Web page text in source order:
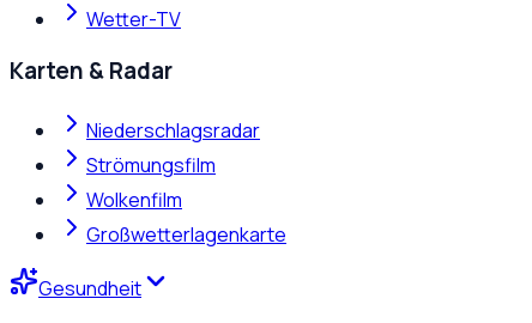
Wetter-TV
Karten & Radar
Niederschlagsradar
Strömungsfilm
Wolkenfilm
Großwetterlagenkarte
Gesundheit